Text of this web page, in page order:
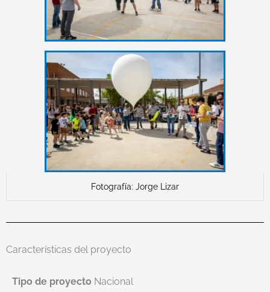
Fotografía: Jorge Lizar
Características del proyecto
Tipo de proyecto Nacional